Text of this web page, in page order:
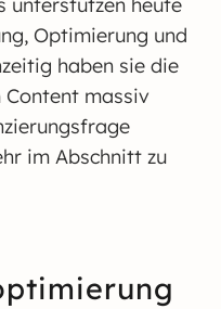
Optimierung und
haben sie die
Content massiv
im Abschnitt zu